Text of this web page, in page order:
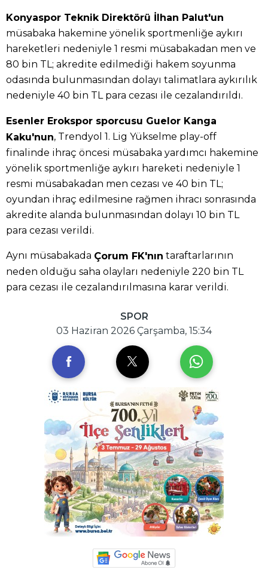
Konyaspor Teknik Direktörü İlhan Palut'un
müsabaka hakemine yönelik sportmenliğe aykırı
hareketleri nedeniyle 1 resmi müsabakadan men ve
80 bin TL; akredite edilmediği hakem soyunma
odasında bulunmasından dolayı talimatlara aykırılık
nedeniyle 40 bin TL para cezası ile cezalandırıldı.
Esenler Erokspor sporcusu Guelor Kanga
Kaku'nun, Trendyol 1. Lig Yükselme play-off
finalinde ihraç öncesi müsabaka yardımcı hakemine
yönelik sportmenliğe aykırı hareketi nedeniyle 1
resmi müsabakadan men cezası ve 40 bin TL;
oyundan ihraç edilmesine rağmen ihracı sonrasında
akredite alanda bulunmasından dolayı 10 bin TL
para cezası verildi.
Aynı müsabakada Çorum FK'nın taraftarlarının
neden olduğu saha olayları nedeniyle 220 bin TL
para cezası ile cezalandırılmasına karar verildi.
SPOR
03 Haziran 2026 Çarşamba, 15:34